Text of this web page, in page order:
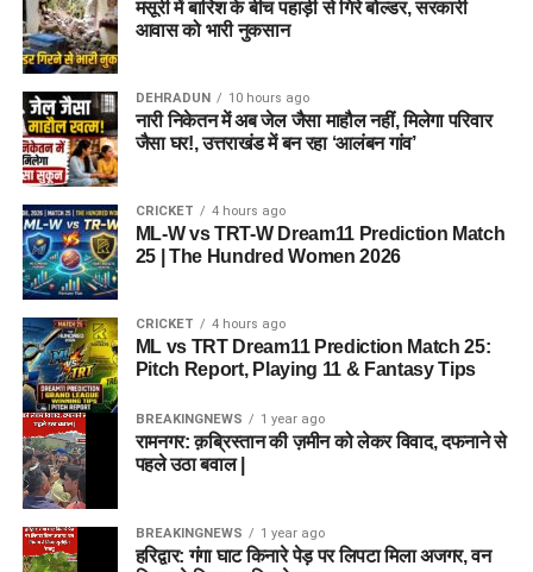
मसूरी में बारिश के बीच पहाड़ी से गिरे बोल्डर, सरकारी
आवास को भारी नुकसान
DEHRADUN 10 hours ago
नारी निकेतन में अब जेल जैसा माहौल नहीं, मिलेगा परिवार
जैसा घर!, उत्तराखंड में बन रहा ‘आलंबन गांव’
CRICKET 4 hours ago
ML-W vs TRT-W Dream11 Prediction Match
25 | The Hundred Women 2026
CRICKET 4 hours ago
ML vs TRT Dream11 Prediction Match 25:
Pitch Report, Playing 11 & Fantasy Tips
BREAKINGNEWS 1 year ago
रामनगर: क़ब्रिस्तान की ज़मीन को लेकर विवाद, दफनाने से
पहले उठा बवाल |
BREAKINGNEWS 1 year ago
हरिद्वार: गंगा घाट किनारे पेड़ पर लिपटा मिला अजगर, वन